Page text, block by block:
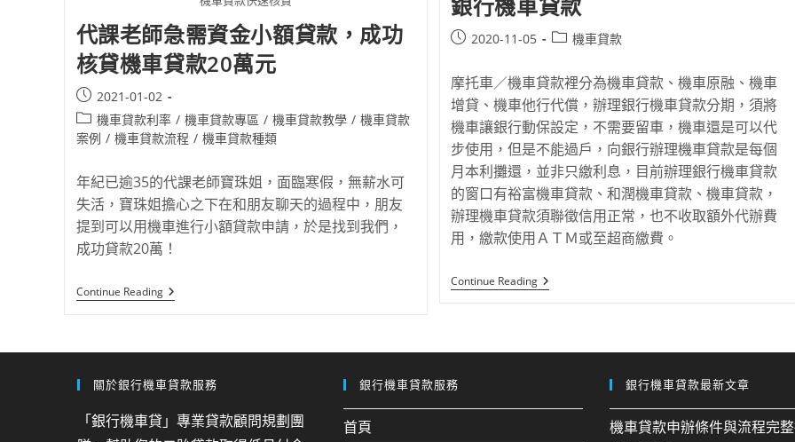
代課老師急需資金小額貸款，成功
核貸機車貸款20萬元
2021-01-02
機車貸款利率 / 機車貸款專區 / 機車貸款教學 / 機車貸款
案例 / 機車貸款流程 / 機車貸款種類
年紀已逾35的代課老師寶珠姐，面臨寒假，無薪水可
失活，寶珠姐擔心之下在和朋友聊天的過程中，朋友
提到可以用機車進行小額貸款申請，於是找到我們，
成功貸款20萬！
Continue Reading
2020-11-05 機車貸款
摩托車／機車貸款裡分為機車貸款、機車原融、機車
增貸、機車他行代償，辦理銀行機車貸款分期，須將
機車讓銀行動保設定，不需要留車，機車還是可以代
步使用，但是不能過戶，向銀行辦理機車貸款是每個
月本利攤還，並非只繳利息，目前辦理銀行機車貸款
的窗口有裕富機車貸款、和潤機車貸款、機車貸款，
辦理機車貸款須聯徵信用正常，也不收取額外代辦費
用，繳款使用ＡＴＭ或至超商繳費。
Continue Reading
關於銀行機車貸款服務
「銀行機車貸」專業貸款顧問規劃團
銀行機車貸款服務
首頁
銀行機車貸款最新文章
機車貸款申辦條件與流程完整